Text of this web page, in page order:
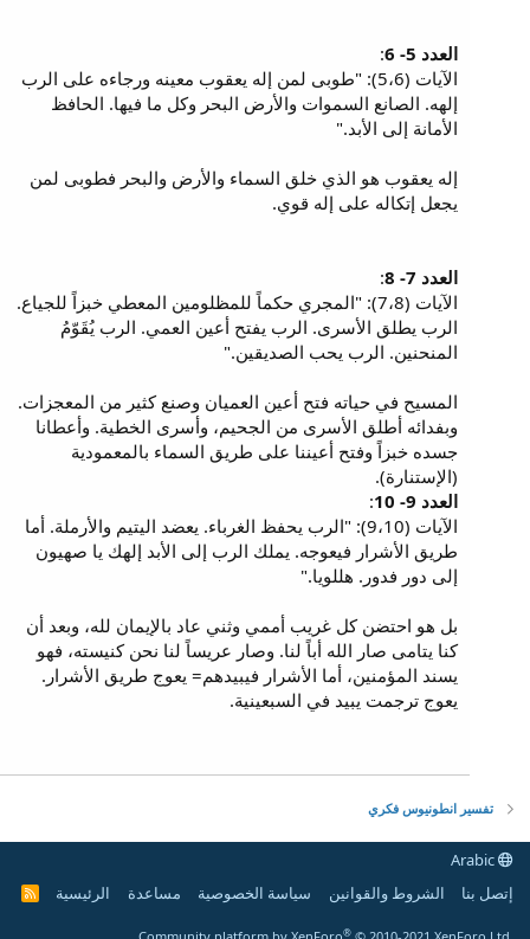
العدد 5- 6
:
الآيات (5،6): "طوبى لمن إله يعقوب معينه ورجاءه على الرب
إلهه. الصانع السموات والأرض البحر وكل ما فيها. الحافظ
الأمانة إلى الأبد."
إله يعقوب هو الذي خلق السماء والأرض والبحر فطوبى لمن
يجعل إتكاله على إله قوي.
العدد 7- 8
:
الآيات (7،8): "المجري حكماً للمظلومين المعطي خبزاً للجياع.
الرب يطلق الأسرى. الرب يفتح أعين العمي. الرب يُقَوّمُ
المنحنين. الرب يحب الصديقين."
المسيح في حياته فتح أعين العميان وصنع كثير من المعجزات.
وبفدائه أطلق الأسرى من الجحيم، وأسرى الخطية. وأعطانا
جسده خبزاً وفتح أعيننا على طريق السماء بالمعمودية
(الإستنارة).
العدد 9- 10
:
الآيات (9،10): "الرب يحفظ الغرباء. يعضد اليتيم والأرملة. أما
طريق الأشرار فيعوجه. يملك الرب إلى الأبد إلهك يا صهيون
إلى دور فدور. هللويا."
بل هو احتضن كل غريب أممي وثني عاد بالإيمان لله، وبعد أن
كنا يتامى صار الله أباً لنا. وصار عريساً لنا نحن كنيسته، فهو
يسند المؤمنين، أما الأشرار فيبيدهم= يعوج طريق الأشرار.
يعوج ترجمت يبيد في السبعينية.
تفسير انطونيوس فكري
إتصل بنا
الشروط والقوانين سياسة الخصوصية مساعدة الرئيسية
R
®